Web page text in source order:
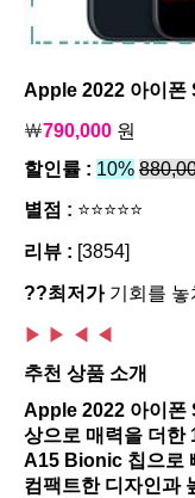
Apple 2022 아이폰
￦790,000 원
할인률 : 10%
별점 : ⭐⭐⭐⭐⭐
리뷰 : [3854]
??최저가 기회를
▶ ▶ ◀ ◀
추천 상품 소개
Apple 2022 아이폰
상으로 매력을 더한
A15 Bionic 칩으로
컴팩트한 디자인과